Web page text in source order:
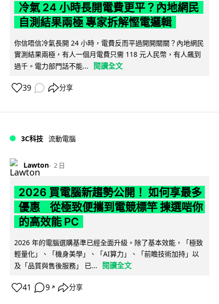
冷氣 24 小時長開電費更平？內地網民
自測結果兩極 專家拆解慳電邏輯
你信唔信冷氣長開 24 小時，電費反而平過開開關關？內地網民
實測結果兩極，有人一個月電費只需 118 元人民幣，有人飆到
過千。電力部門話不能...
閱讀全文
39 分享
3C科技 流動電腦
Lawton 2 日
2026 買電腦新趨勢公開！ 如何享最多
優惠 從極致便攜到電競標竿 揀選啱你
的高效能 PC
2026 年的電腦選購基準已經全面升級。除了基本效能，「極致
輕量化」、「機身美學」、「AI算力」、「前瞻技術加持」以
及「品質與售後服務」 已...
閱讀全文
41 9 ↗ 分享